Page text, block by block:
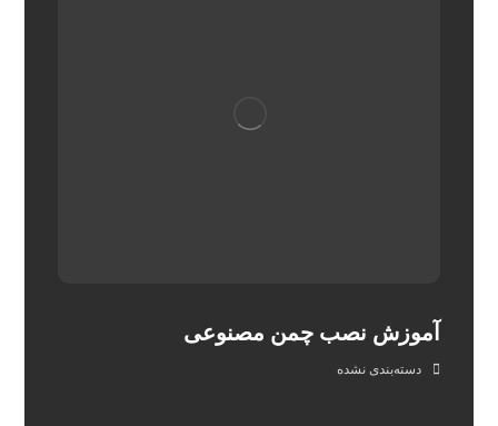
آموزش نصب چمن مصنوعی
دسته‌بندی نشده